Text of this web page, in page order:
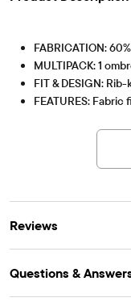
FABRICATION:
MULTIPACK: 1
FIT & DESIGN:
FEATURES:
RENEW BLUE
Reviews
Questions &